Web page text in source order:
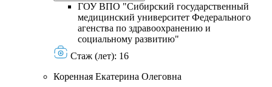
ГОУ ВПО "Сибирский государственный
медицинский университет Федерального
агенства по здравоохранению и
социальному развитию"
Стаж (лет): 16
Коренная Екатерина Олеговна